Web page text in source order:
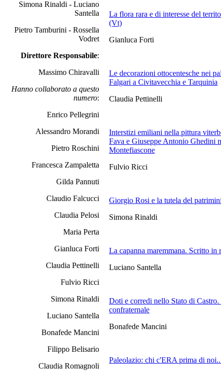
Simona Rinaldi - Luciano
Santella
Pietro Tamburini - Rossella
Vodret
Direttore Responsabile:
Massimo Chiravalli
Hanno collaborato a questo
numero:
Enrico Pellegrini
Alessandro Morandi
Pietro Roschini
Francesca Zampaletta
Gilda Pannuti
Claudio Falcucci
Claudia Pelosi
Maria Perta
Gianluca Forti
Claudia Pettinelli
Fulvio Ricci
Simona Rinaldi
Luciano Santella
Bonafede Mancini
Filippo Belisario
Claudia Romagnoli
La flora rara e di interesse del
(Vt)
Gianluca Forti
Le decorazioni ottocentesche nei
Falgari a Civitavecchia e Tarquinia
Claudia Pettinelli
Interstizi emiliani nella pittura
Fava e Giuseppe Antonio Ghedini
Montefiascone
Fulvio Ricci
Giorgio Rosi e la tutela del
Simona Rinaldi
La capanna maremmana. Scritto
Luciano Santella
Doti e corredi nello Stato di Castro.
confraternale
Bonafede Mancini
Paleolazio: chi c'ERA prima di